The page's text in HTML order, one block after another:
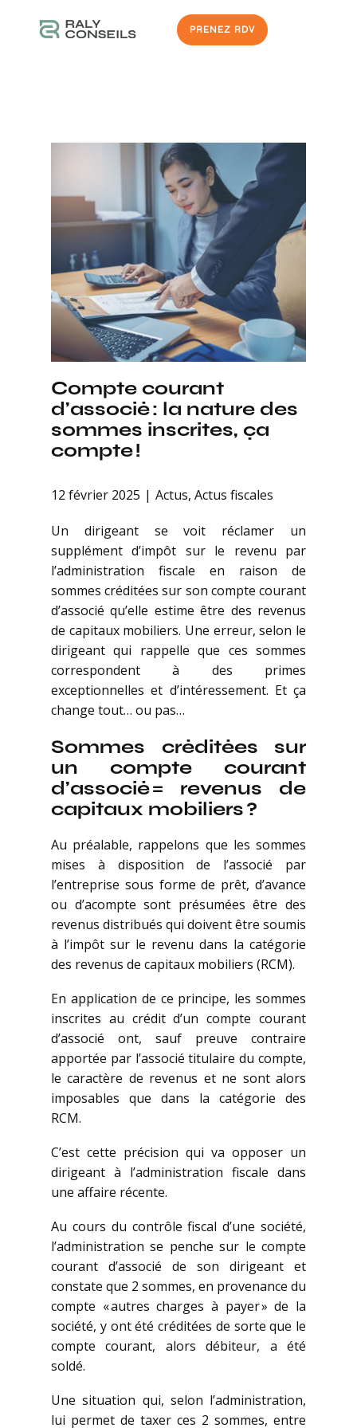
PRENEZ RDV
Compte courant
d’associé : la nature des
sommes inscrites, ça
compte !
12 février 2025 Actus, Actus fiscales
Un dirigeant se voit réclamer un
supplément d’impôt sur le revenu par
l’administration fiscale en raison de
sommes créditées sur son compte courant
d’associé qu’elle estime être des revenus
de capitaux mobiliers. Une erreur, selon le
dirigeant qui rappelle que ces sommes
correspondent à des primes
exceptionnelles et d’intéressement. Et ça
change tout… ou pas…
Sommes créditées sur
un compte courant
d’associé = revenus de
capitaux mobiliers ?
Au préalable, rappelons que les sommes
mises à disposition de l’associé par
l’entreprise sous forme de prêt, d’avance
ou d’acompte sont présumées être des
revenus distribués qui doivent être soumis
à l’impôt sur le revenu dans la catégorie
des revenus de capitaux mobiliers (RCM).
En application de ce principe, les sommes
inscrites au crédit d’un compte courant
d’associé ont, sauf preuve contraire
apportée par l’associé titulaire du compte,
le caractère de revenus et ne sont alors
imposables que dans la catégorie des
RCM.
C’est cette précision qui va opposer un
dirigeant à l’administration fiscale dans
une affaire récente.
Au cours du contrôle fiscal d’une société,
l’administration se penche sur le compte
courant d’associé de son dirigeant et
constate que 2 sommes, en provenance du
compte « autres charges à payer » de la
société, y ont été créditées de sorte que le
compte courant, alors débiteur, a été
soldé.
Une situation qui, selon l’administration,
lui permet de taxer ces 2 sommes, entre